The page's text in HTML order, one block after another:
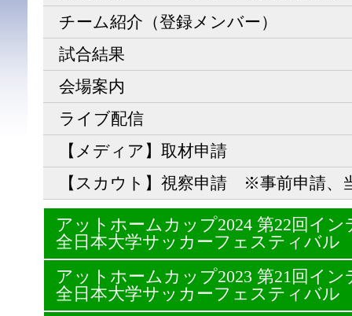
チーム紹介（登録メンバー）
試合結果
会場案内
ライブ配信
【メディア】取材申請
【スカウト】視察申請 ※事前申請、
アットホームカップ2024 第22回イ
全日本大学サッカーフェスティバル
アットホームカップ2023 第21回イ
全日本大学サッカーフェスティバル